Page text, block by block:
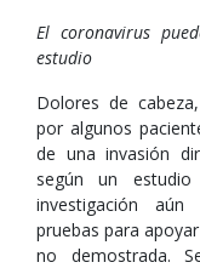
El coronavirus
estudio
Dolores de
por algunos
de una invasión
según un
investigación
pruebas para
no demostrada.